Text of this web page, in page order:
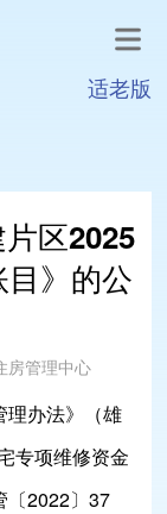
适老版
区2025
》的公
房管理中心
办法》（雄
专项维修资金
〔2022〕37